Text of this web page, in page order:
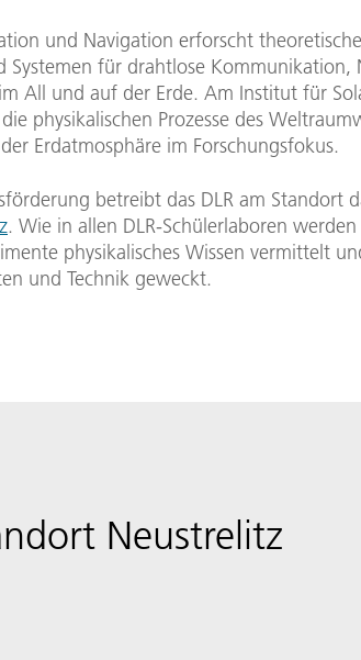
und Navigation erforscht theoretische
Systemen für drahtlose Kommunikation,
All und auf der Erde. Am Institut für
physikalischen Prozesse des
Erdatmosphäre im Forschungsfokus.
betreibt das DLR am Standort
. Wie in allen DLR-Schülerlaboren
physikalisches Wissen vermittelt
und Technik geweckt.
Neustrelitz